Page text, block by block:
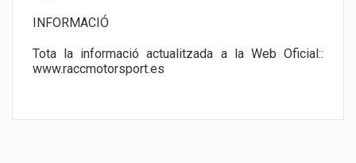
INFORMACIÓ
Tota la informació actualitzada a la Web Oficial::
www.raccmotorsport.es